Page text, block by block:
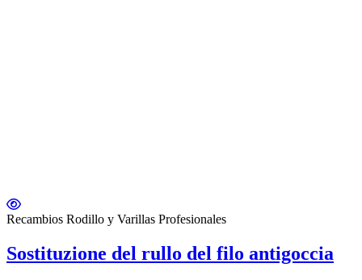
Recambios Rodillo y Varillas Profesionales
Sostituzione del rullo del filo antigoccia